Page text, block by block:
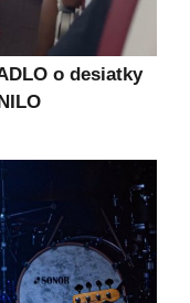
o desiatky